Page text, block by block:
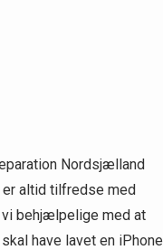
Nordsjælland
er altid tilfredse med
behjælpelige med at
have lavet en iPhone